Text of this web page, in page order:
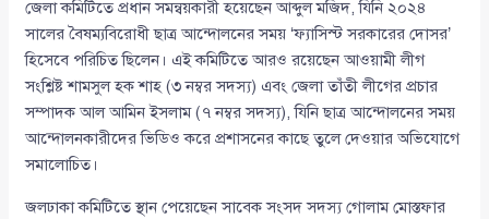
জেলা কমিটিতে প্রধান সমন্বয়কারী হয়েছেন আব্দুল মজিদ, যিনি ২০২৪
সালের বৈষম্যবিরোধী ছাত্র আন্দোলনের সময় ‘ফ্যাসিস্ট সরকারের দোসর’
হিসেবে পরিচিত ছিলেন। এই কমিটিতে আরও রয়েছেন আওয়ামী লীগ
সংশ্লিষ্ট শামসুল হক শাহ (৩ নম্বর সদস্য) এবং জেলা তাঁতী লীগের প্রচার
সম্পাদক আল আমিন ইসলাম (৭ নম্বর সদস্য), যিনি ছাত্র আন্দোলনের সময়
আন্দোলনকারীদের ভিডিও করে প্রশাসনের কাছে তুলে দেওয়ার অভিযোগে
সমালোচিত।
জলঢাকা কমিটিতে স্থান পেয়েছেন সাবেক সংসদ সদস্য গোলাম মোস্তফার